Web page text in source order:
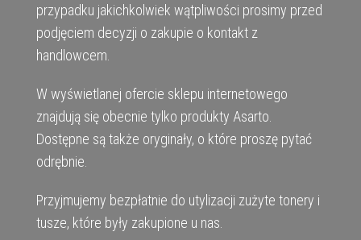
przypadku jakichkolwiek wątpliwości prosimy przed
podjęciem decyzji o zakupie o kontakt z
handlowcem.
W wyświetlanej ofercie sklepu internetowego
znajdują się obecnie tylko produkty Asarto.
Dostępne są także oryginały, o które proszę pytać
odrębnie.
Przyjmujemy bezpłatnie do utylizacji zużyte tonery i
tusze, które były zakupione u nas.